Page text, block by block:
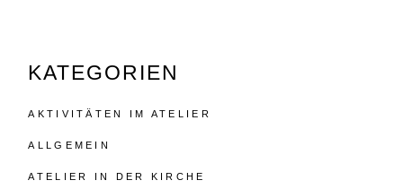
KATEGORIEN
AKTIVITÄTEN IM ATELIER
ALLGEMEIN
ATELIER IN DER KIRCHE